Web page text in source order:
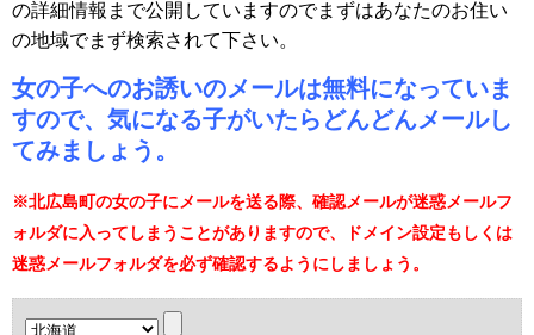
の詳細情報まで公開していますのでまずはあなたのお住い
の地域でまず検索されて下さい。
女の子へのお誘いのメールは無料になっていま
すので、気になる子がいたらどんどんメールし
てみましょう。
※北広島町の女の子にメールを送る際、確認メールが迷惑メールフ
ォルダに入ってしまうことがありますので、ドメイン設定もしくは
迷惑メールフォルダを必ず確認するようにしましょう。